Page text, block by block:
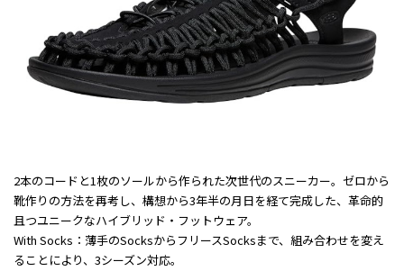
2本のコードと1枚のソールから作られた次世代のスニーカー。ゼロから
靴作りの方法を再考し、構想から3年半の月日を経て完成した、革命的
且つユニークなハイブリッド・フットウェア。
With Socks：薄手のSocksからフリースSocksまで、組み合わせを変え
ることにより、3シーズン対応。